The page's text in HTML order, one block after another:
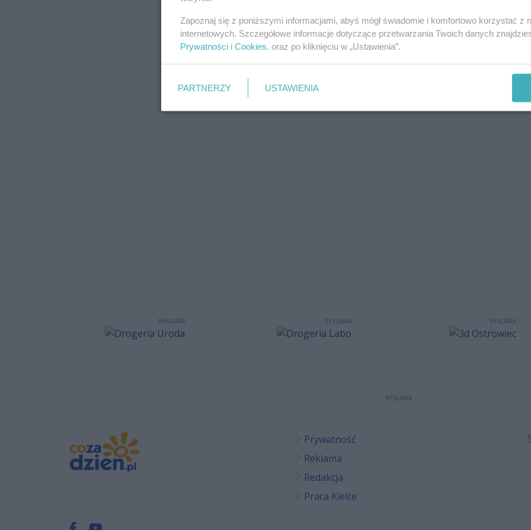
REKLAMA REKLAMA REKLAMA
REKLAMA
Prywatność
Reklama
Redakcja
Praca Kielce
Zapoznaj się z poniższymi informacjami, abyś mógł świadomie i komfortowo korzystać z
internetowych. Szczegółowe informacje dotyczące przetwarzania Twoich danych
Prywatności i Cookies. oraz po kliknięciu w „Ustawienia”.
PARTNERZY USTAWIENIA